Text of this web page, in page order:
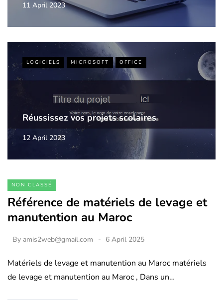
11 April 2023
LOGICIELS MICROSOFT OFFICE
Réussissez vos projets scolaires
12 April 2023
NON CLASSÉ
Référence de matériels de levage et
manutention au Maroc
By amis2web@gmail.com 6 April 2025
Matériels de levage et manutention au Maroc matériels
de levage et manutention au Maroc , Dans un…